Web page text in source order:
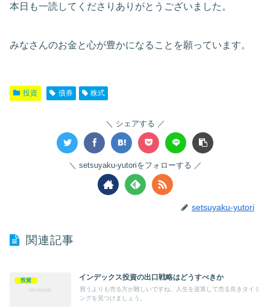
本日も一読してくださりありがとうございました。
みなさんのお金と心が豊かになることを願っています。
投資 債券 株式
シェアする
setsuyaku-yutoriをフォローする
setsuyaku-yutori
関連記事
投資 インデックス投資の出口戦略はどうすべきか
買うよりも売る方が難しいですね。人生を逆算して売る良きタイミ
ングを見つけましょう。